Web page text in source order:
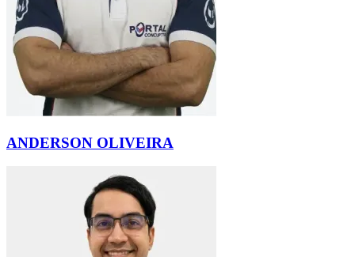
ANDERSON OLIVEIRA